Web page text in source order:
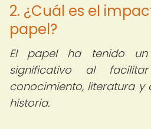
2. ¿Cuál es el
papel?
El papel ha tenido un
significativo al
conocimiento, literatura
historia.